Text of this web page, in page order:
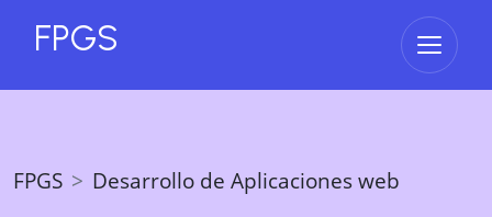
FPGS Abrir
FPGS
Desarrollo de Aplicaciones web